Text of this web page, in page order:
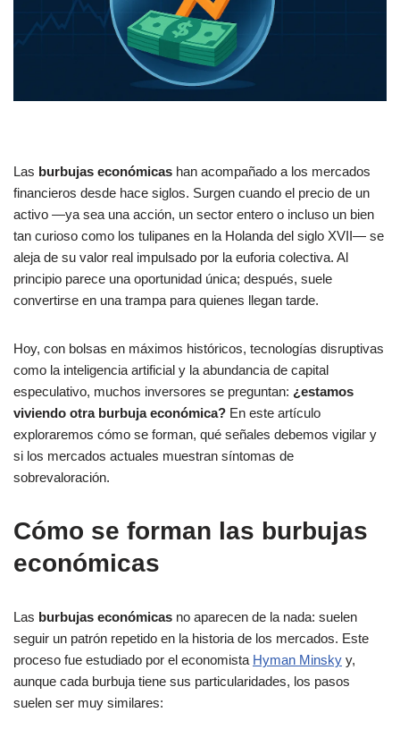
Las burbujas económicas han acompañado a los mercados
financieros desde hace siglos. Surgen cuando el precio de un
activo —ya sea una acción, un sector entero o incluso un bien
tan curioso como los tulipanes en la Holanda del siglo XVII— se
aleja de su valor real impulsado por la euforia colectiva. Al
principio parece una oportunidad única; después, suele
convertirse en una trampa para quienes llegan tarde.
Hoy, con bolsas en máximos históricos, tecnologías disruptivas
como la inteligencia artificial y la abundancia de capital
especulativo, muchos inversores se preguntan: ¿estamos
viviendo otra burbuja económica? En este artículo
exploraremos cómo se forman, qué señales debemos vigilar y
si los mercados actuales muestran síntomas de
sobrevaloración.
Cómo se forman las burbujas
económicas
Las burbujas económicas no aparecen de la nada: suelen
seguir un patrón repetido en la historia de los mercados. Este
proceso fue estudiado por el economista Hyman Minsky y,
aunque cada burbuja tiene sus particularidades, los pasos
suelen ser muy similares: